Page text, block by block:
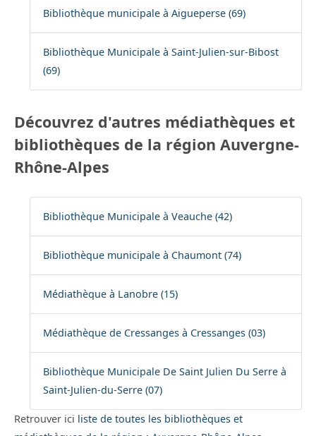
Bibliothèque municipale à Aigueperse (69)
Bibliothèque Municipale à Saint-Julien-sur-Bibost
(69)
Découvrez d'autres médiathèques et
bibliothèques de la région Auvergne-
Rhône-Alpes
Bibliothèque Municipale à Veauche (42)
Bibliothèque municipale à Chaumont (74)
Médiathèque à Lanobre (15)
Médiathèque de Cressanges à Cressanges (03)
Bibliothèque Municipale De Saint Julien Du Serre à
Saint-Julien-du-Serre (07)
Retrouver ici liste de toutes les bibliothèques et